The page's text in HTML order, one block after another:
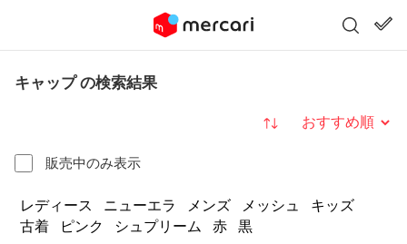
キャップ の検索結果
販売中のみ表示
並び替え
レディース ニューエラ メンズ メッシュ
キッズ
古着
ピンク シュプリーム 赤 黒